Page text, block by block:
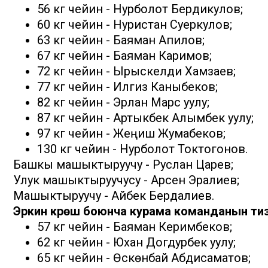
56 кг чейин - Нурболот Бердикулов;
60 кг чейин - Нуристан Суеркулов;
63 кг чейин - Баяман Апилов;
67 кг чейин - Баяман Каримов;
72 кг чейин - Ырыскелди Хамзаев;
77 кг чейин - Илгиз Каныбеков;
82 кг чейин - Эрлан Марс уулу;
87 кг чейин - Артыкбек Алымбек уулу;
97 кг чейин - Жеңиш Жумабеков;
130 кг чейин - Нурболот Токтогонов.
Башкы машыктыруучу - Руслан Царев;
Улук машыктыруучусу - Арсен Эралиев;
Машыктыруучу - Айбек Бердалиев.
Эркин күрөш боюнча курама команданын
57 кг чейин - Баяман Керимбеков;
62 кг чейин - Юхан Догдурбек уулу;
65 кг чейин - Өскөнбай Абдисаматов;